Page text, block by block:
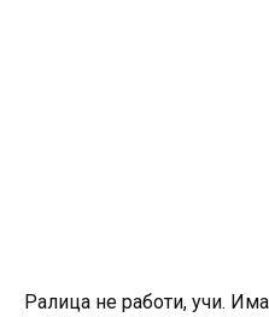
Ралица не работи, учи.